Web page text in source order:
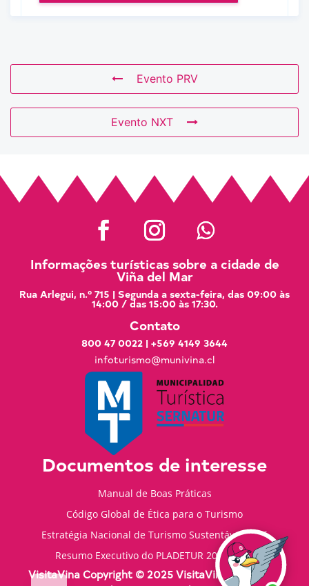
Evento PRV
Evento NXT
Informações turísticas sobre a cidade de
Viña del Mar
Rua Arlegui, n.º 715 | Segunda a sexta-feira, das 09:00 às
14:00 / das 15:00 às 17:30.
Contato
800 47 0022 | +569 4149 3644
infoturismo@munivina.cl
Documentos de interesse
Manual de Boas Práticas
Código Global de Ética para o Turismo
Estratégia Nacional de Turismo Sustentável 2035
Resumo Executivo do PLADETUR 2025-2023
VisitaVina Copyright © 2025 VisitaVina - Todos os